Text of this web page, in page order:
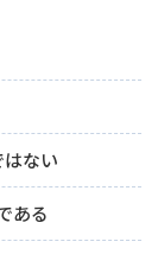
ない
ある